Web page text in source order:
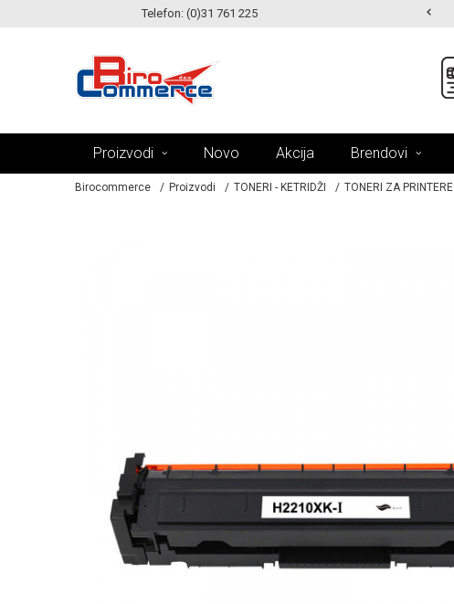
Telefon: (0)31 761 225
MOGUĆNOST ISPORUKE ZA 24H!
Proizvodi Novo Akcija Brendovi
Birocommerce Proizvodi TONERI - KETRIDŽI TONERI ZA PRINTERE